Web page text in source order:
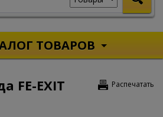
ТОВАРОВ
Распечатать
FE-EXIT